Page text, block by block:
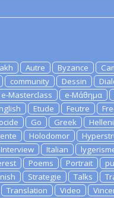
Autre Byzance
community Dessin
e-Masterclass e-Μάθημα
Etude Feutre
Go Greek
Holodomor
Interview Italian
Poems Portrait
Strategie Talks
Translation Video